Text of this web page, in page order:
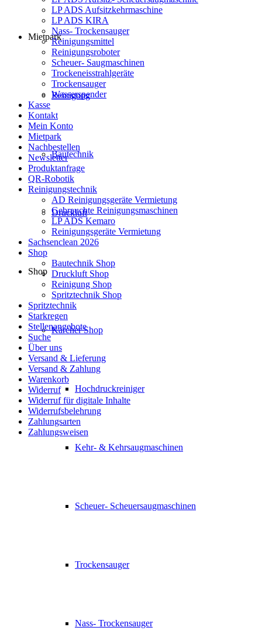
Mietpark
Reinigung
Bautechnik
Druckluft
Shop
Kärcher Shop
Hochdruckreiniger
Kehr- & Kehrsaugmaschinen
Scheuer- Scheuersaugmaschinen
Trockensauger
Nass- Trockensauger
LP ADS Aufsitzkehrmaschine
LP ADS KIRA
Nass- Trockensauger
Reinigungsmittel
Reinigungsroboter
Scheuer- Saugmaschinen
Trockeneisstrahlgeräte
Trockensauger
Wasserspender
Kasse
Kontakt
Mein Konto
Mietpark
Nachbestellen
Newsletter
Produktanfrage
QR-Robotik
Reinigungstechnik
AD Reinigungsgeräte Vermietung
Gebrauchte Reinigungsmaschinen
LP ADS Kemaro
Reinigungsgeräte Vermietung
Sachsenclean 2026
Shop
Bautechnik Shop
Druckluft Shop
Reinigung Shop
Spritztechnik Shop
Spritztechnik
Starkregen
Stellenangebote
Suche
Über uns
Versand & Lieferung
Versand & Zahlung
Warenkorb
Widerruf
Widerruf für digitale Inhalte
Widerrufsbelehrung
Zahlungsarten
Zahlungsweisen